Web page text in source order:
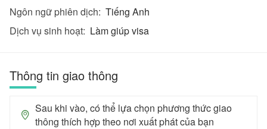
Ngôn ngữ phiên dịch: Tiếng Anh
Dịch vụ sinh hoạt: Làm giúp visa
Thông tin giao thông
Sau khi vào, có thể lựa chọn phương thức giao
thông thích hợp theo nơi xuất phát của bạn